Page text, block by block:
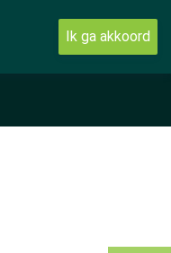
Ik ga akkoord